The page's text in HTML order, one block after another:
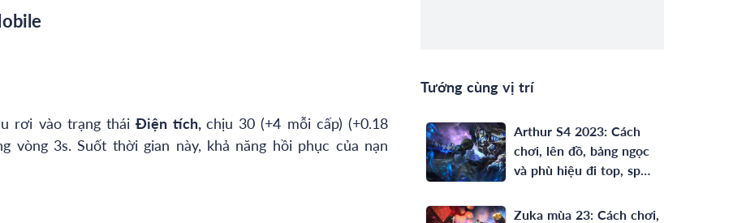
rơi vào trạng tháiĐiện tích, chịu 30 (+4 mỗi cấp) (+0.18
vòng 3s. Suốt thời gian này, khả năng hồi phục của nạn
Tướng cùng vị trí
Arthur S4 2023: Cách
chơi, lên đồ, bảng ngọc
và phù hiệu đi top, sp
Zuka mùa 23: Cách chơi,